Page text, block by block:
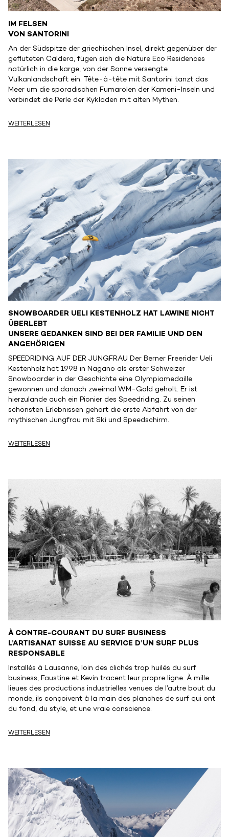
IM FELSEN
VON SANTORINI
An der Südspitze der griechischen Insel, direkt gegenüber der
gefluteten Caldera, fügen sich die Nature Eco Residences
natürlich in die karge, von der Sonne versengte
Vulkanlandschaft ein. Tête-à-tête mit Santorini tanzt das
Meer um die sporadischen Fumarolen der Kameni-Inseln und
verbindet die Perle der Kykladen mit alten Mythen.
WEITERLESEN
SNOWBOARDER UELI KESTENHOLZ HAT LAWINE NICHT
ÜBERLEBT
UNSERE GEDANKEN SIND BEI DER FAMILIE UND DEN
ANGEHÖRIGEN
SPEEDRIDING AUF DER JUNGFRAU Der Berner Freerider Ueli
Kestenholz hat 1998 in Nagano als erster Schweizer
Snowboarder in der Geschichte eine Olympiamedaille
gewonnen und danach zweimal WM-Gold geholt. Er ist
hierzulande auch ein Pionier des Speedriding. Zu seinen
schönsten Erlebnissen gehört die erste Abfahrt von der
mythischen Jungfrau mit Ski und Speedschirm.
WEITERLESEN
À CONTRE-COURANT DU SURF BUSINESS
L’ARTISANAT SUISSE AU SERVICE D’UN SURF PLUS
RESPONSABLE
Installés à Lausanne, loin des clichés trop huilés du surf
business, Faustine et Kevin tracent leur propre ligne. À mille
lieues des productions industrielles venues de l’autre bout du
monde, ils conçoivent à la main des planches de surf qui ont
du fond, du style, et une vraie conscience.
WEITERLESEN